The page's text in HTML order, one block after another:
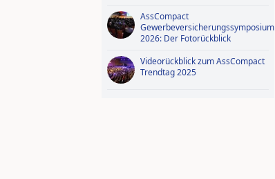
AssCompact
Gewerbeversicherungssymposium
2026: Der Fotorückblick
Videorückblick zum AssCompact
Trendtag 2025